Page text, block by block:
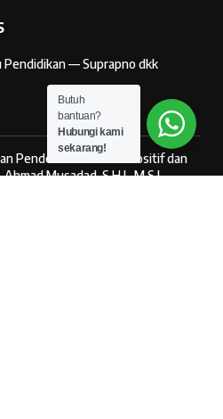
Pendidikan — Suprapno dkk
Pendekatan Hukum Positif dan
Musadad, S.H.I., M.S.I.
Butuh
bantuan?
Hubungi kami
sekarang!